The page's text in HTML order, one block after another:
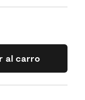
al carro